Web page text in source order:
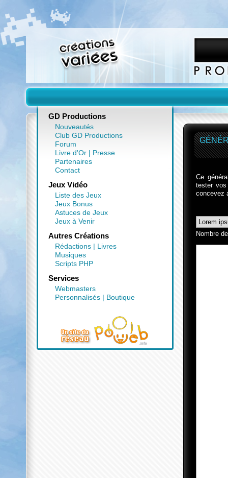
Ce
tester
concevez
Nombre
GD Productions
Nouveautés
Club GD Productions
Forum
Livre d'Or | Presse
Partenaires
Contact
Jeux Vidéo
Liste des Jeux
Jeux Bonus
Astuces de Jeux
Jeux à Venir
Autres Créations
Rédactions | Livres
Musiques
Scripts PHP
Services
Webmasters
Personnalisés | Boutique